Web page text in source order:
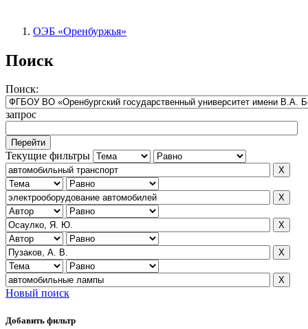
ОЭБ «Оренбуржья»
Поиск
Поиск:
запрос
Текущие фильтры
Новый поиск
Добавить фильтр